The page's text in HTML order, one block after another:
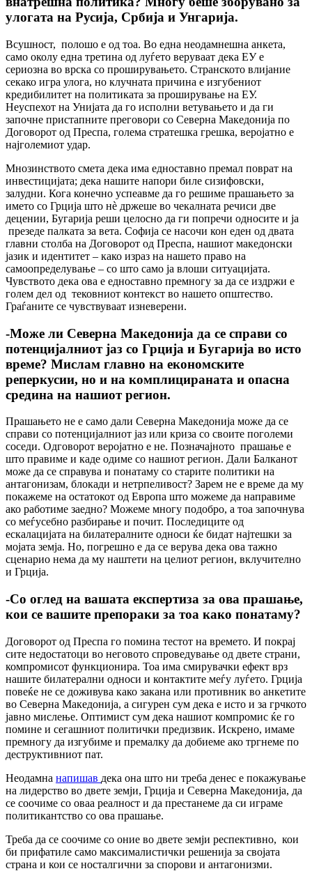
улогата на Русија, Србија и Унгарија.
Всушност, полошо е од тоа. Во една неодамнешна анкета,
само околу една третина од луѓето веруваат дека ЕУ е
сериозна во врска со проширувањето. Странското влијание
секако игра улога, но клучната причина е изгубениот
кредибилитет на политиката за проширување на ЕУ.
Неуспехот на Унијата да го исполни ветувањето и да ги
започне пристапните преговори со Северна Македонија по
Договорот од Преспа, голема стратешка грешка, веројатно е
најголемиот удар.
Мнозинството смета дека има едноставно премал поврат на
инвестицијата; дека нашите напори биле сизифовски,
залудни. Кога конечно успеавме да го решиме прашањето за
името со Грција што нѐ држеше во чекалната речиси две
децении, Бугарија реши целосно да ги попречи односите и ја
презеде палката за вета. Софија се насочи кон еден од двата
главни столба на Договорот од Преспа, нашиот македонски
јазик и идентитет – како израз на нашето право на
самоопределување – со што само ја влоши ситуацијата.
Чувството дека ова е едноставно премногу за да се издржи е
голем дел од тековниот контекст во нашето општество.
Граѓаните се чувствуваат изневерени.
-Може ли Северна Македонија да се справи со
потенцијалниот јаз со Грција и Бугарија во исто
време? Мислам главно на економските
реперкусии, но и на комплицираната и опасна
средина на нашиот регион.
Прашањето не е само дали Северна Македонија може да се
справи со потенцијалниот јаз или криза со своите поголеми
соседи. Одговорот веројатно е не. Позначајното прашање е
што правиме и каде одиме со нашиот регион. Дали Балканот
може да се справува и понатаму со старите политики на
антагонизам, блокади и нетрпеливост? Зарем не е време да му
покажеме на остатокот од Европа што можеме да направиме
ако работиме заедно? Можеме многу подобро, а тоа започнува
со меѓусебно разбирање и почит. Последиците од
ескалацијата на билатералните односи ќе бидат најтешки за
мојата земја. Но, погрешно е да се верува дека ова тажно
сценарио нема да му наштети на целиот регион, вклучително
и Грција.
-Со оглед на вашата експертиза за ова прашање,
кои се вашите препораки за тоа како понатаму?
Договорот од Преспа го помина тестот на времето. И покрај
сите недостатоци во неговото спроведување од двете страни,
компромисот функционира. Тоа има смирувачки ефект врз
нашите билатерални односи и контактите меѓу луѓето. Грција
повеќе не се доживува како закана или противник во анкетите
во Северна Македонија, а сигурен сум дека е исто и за грчкото
јавно мислење. Оптимист сум дека нашиот компромис ќе го
помине и сегашниот политички предизвик. Искрено, имаме
премногу да изгубиме и премалку да добиеме ако тргнеме по
деструктивниот пат.
Неодамна напишав дека она што ни треба денес е покажување
на лидерство во двете земји, Грција и Северна Македонија, да
се соочиме со оваа реалност и да престанеме да си играме
политикантство со ова прашање.
Треба да се соочиме со оние во двете земји респективно, кои
би прифатиле само максималистички решенија за својата
страна и кои се носталгични за спорови и антагонизми.